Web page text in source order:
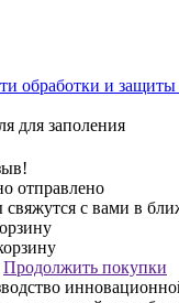
обработки и
для заполения
отправлено
с вами в
Продолжить покупки